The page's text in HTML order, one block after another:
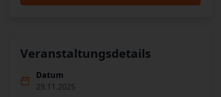
Veranstaltungsdetails
Datum
29.11.2025